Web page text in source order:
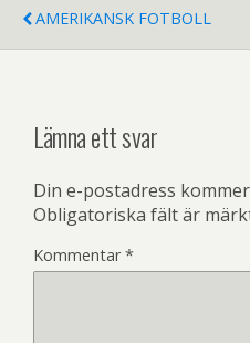
AMERIKANSK FOTBOLL
Lämna ett svar
Din e-postadress
Obligatoriska fält är
Kommentar*